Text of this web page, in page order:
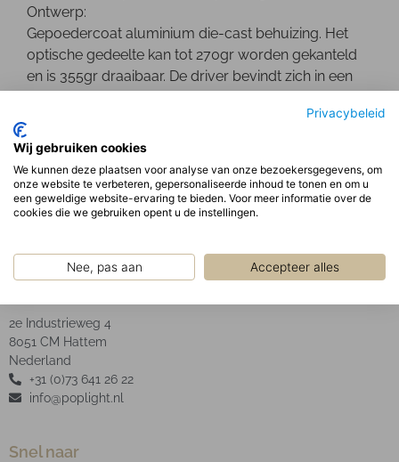
Privacybeleid
Wij gebruiken cookies
We kunnen deze plaatsen voor analyse van onze bezoekersgegevens, om
onze website te verbeteren, gepersonaliseerde inhoud te tonen en om u
een geweldige website-ervaring te bieden. Voor meer informatie over de
cookies die we gebruiken opent u de instellingen.
Nee, pas aan Accepteer alles
Ontwerp:
Gepoedercoat aluminium die-cast behuizing. Het
optische gedeelte kan tot 270gr worden gekanteld
en is 355gr draaibaar. De driver bevindt zich in een
Geanodiseerde aluminium facet reflector inclusief
POP Light B.V.
2e Industrieweg 4
8051 CM Hattem
Nederland
+31 (0)73 641 26 22
info@poplight.nl
Snel naar